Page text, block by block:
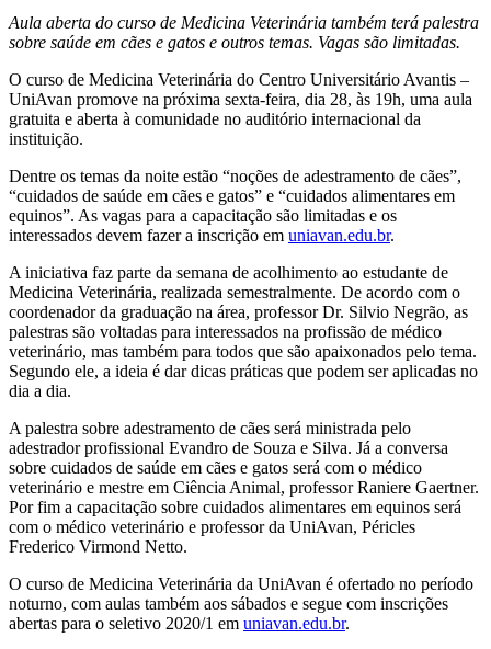
Aula aberta do curso de Medicina Veterinária também terá palestra
sobre saúde em cães e gatos e outros temas. Vagas são limitadas.
O curso de Medicina Veterinária do Centro Universitário Avantis –
UniAvan promove na próxima sexta-feira, dia 28, às 19h, uma aula
gratuita e aberta à comunidade no auditório internacional da
instituição.
Dentre os temas da noite estão “noções de adestramento de cães”,
“cuidados de saúde em cães e gatos” e “cuidados alimentares em
equinos”. As vagas para a capacitação são limitadas e os
interessados devem fazer a inscrição em uniavan.edu.br.
A iniciativa faz parte da semana de acolhimento ao estudante de
Medicina Veterinária, realizada semestralmente. De acordo com o
coordenador da graduação na área, professor Dr. Silvio Negrão, as
palestras são voltadas para interessados na profissão de médico
veterinário, mas também para todos que são apaixonados pelo tema.
Segundo ele, a ideia é dar dicas práticas que podem ser aplicadas no
dia a dia.
A palestra sobre adestramento de cães será ministrada pelo
adestrador profissional Evandro de Souza e Silva. Já a conversa
sobre cuidados de saúde em cães e gatos será com o médico
veterinário e mestre em Ciência Animal, professor Raniere Gaertner.
Por fim a capacitação sobre cuidados alimentares em equinos será
com o médico veterinário e professor da UniAvan, Péricles
Frederico Virmond Netto.
O curso de Medicina Veterinária da UniAvan é ofertado no período
noturno, com aulas também aos sábados e segue com inscrições
abertas para o seletivo 2020/1 em uniavan.edu.br.